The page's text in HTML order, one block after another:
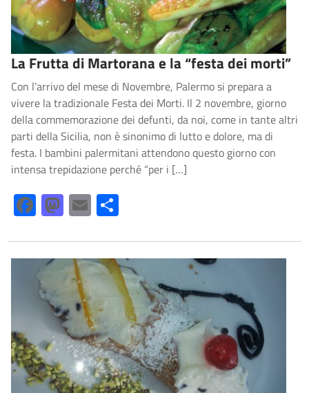
La Frutta di Martorana e la “festa dei morti”
Con l’arrivo del mese di Novembre, Palermo si prepara a
vivere la tradizionale Festa dei Morti. Il 2 novembre, giorno
della commemorazione dei defunti, da noi, come in tante altri
parti della Sicilia, non è sinonimo di lutto e dolore, ma di
festa. I bambini palermitani attendono questo giorno con
intensa trepidazione perché “per i […]
FacebookMastodon
Email